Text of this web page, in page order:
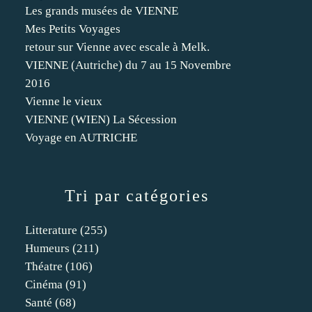
Tri par catégories
Litterature (255)
Humeurs (211)
Théatre (106)
Cinéma (91)
Santé (68)
Les grands musées de VIENNE
Mes Petits Voyages
retour sur Vienne avec escale à Melk.
VIENNE (Autriche) du 7 au 15 Novembre
2016
Vienne le vieux
VIENNE (WIEN) La Sécession
Voyage en AUTRICHE